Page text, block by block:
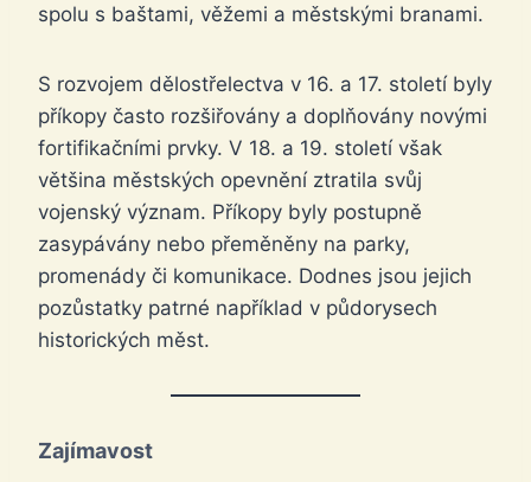
spolu s baštami, věžemi a městskými branami.
S rozvojem dělostřelectva v 16. a 17. století byly
příkopy často rozšiřovány a doplňovány novými
fortifikačními prvky. V 18. a 19. století však
většina městských opevnění ztratila svůj
vojenský význam. Příkopy byly postupně
zasypávány nebo přeměněny na parky,
promenády či komunikace. Dodnes jsou jejich
pozůstatky patrné například v půdorysech
historických měst.
Zajímavost